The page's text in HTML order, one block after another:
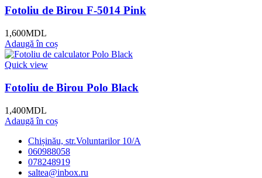
Fotoliu de Birou F-5014 Pink
1,600MDL
Adaugă în coș
Quick view
Fotoliu de Birou Polo Black
1,400MDL
Adaugă în coș
Chișinău, str.Voluntarilor 10/A
060988058
078248919
saltea@inbox.ru